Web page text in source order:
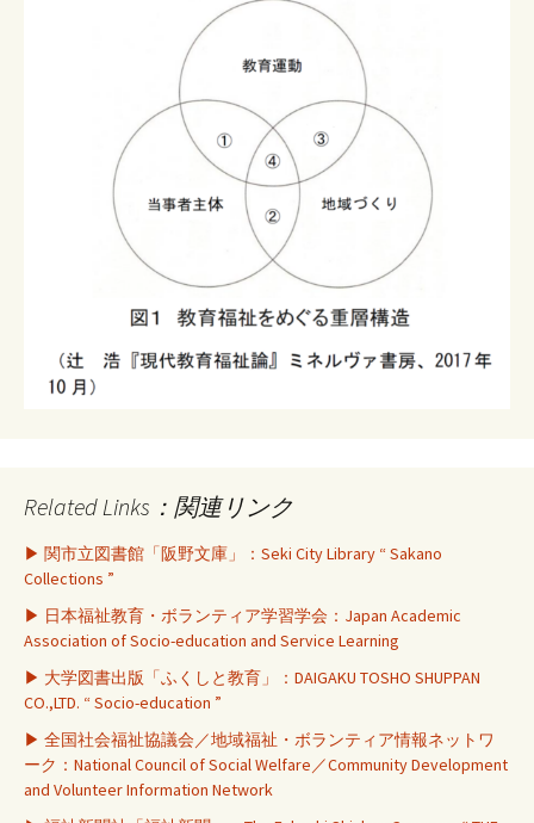
Related Links：関連リンク
▶ 関市立図書館「阪野文庫」：Seki City Library “ Sakano
Collections ”
▶ 日本福祉教育・ボランティア学習学会：Japan Academic
Association of Socio-education and Service Learning
▶ 大学図書出版「ふくしと教育」：DAIGAKU TOSHO SHUPPAN
CO.,LTD. “ Socio-education ”
▶ 全国社会福祉協議会／地域福祉・ボランティア情報ネットワ
ーク：National Council of Social Welfare／Community Development
and Volunteer Information Network